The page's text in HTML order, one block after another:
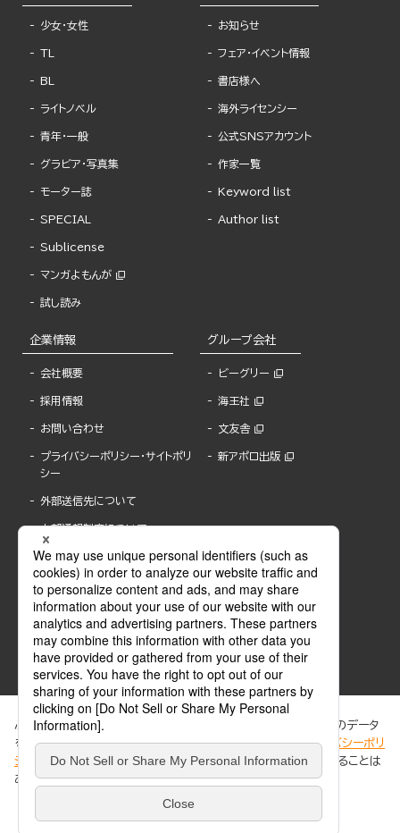
少女・女性
TL
BL
ライトノベル
青年・一般
グラビア・写真集
モーター誌
SPECIAL
Sublicense
マンガよもんが
試し読み
お知らせ
フェア・イベント情報
書店様へ
海外ライセンシー
公式SNSアカウント
作家一覧
Keyword list
Author list
企業情報
会社概要
採用情報
お問い合わせ
プライバシーポリシー・サイトポリ
シー
外部送信先について
内部通報制度について
グループ会社
ビーグリー
海王社
文友舎
新アポロ出版
ABJマークは、この電子書店・電子書籍配信サービスが、著作権者からコンテンツ使用許諾を
得た正規版配信サービスであることを示す登録商標(登録番号 第6091713号)です。
ABJマークの詳細、ABJマークを掲示しているサービスの一覧はこちら。
ぶんか社が運営するサイトでは、利便性向上のためにCookie等のデータ
を使用しています。 当社のCookieについての詳細は、「プライバシーポリ
シー
」をご覧ください。当サイトでは、訪問者の個人情報を追跡することは
ありません。